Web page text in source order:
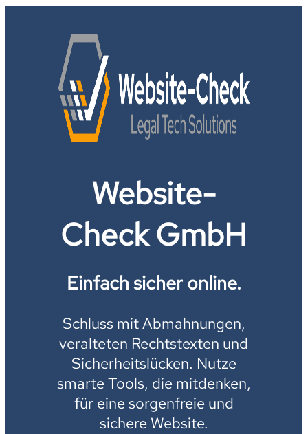
Website-
Check GmbH
Einfach sicher online.
Schluss mit Abmahnungen,
veralteten Rechtstexten und
Sicherheitslücken. Nutze
smarte Tools, die mitdenken,
für eine sorgenfreie und
sichere Website.